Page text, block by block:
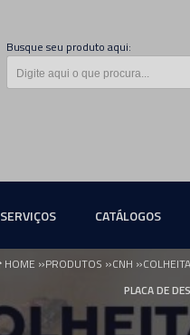
Busque seu produto aqui:
SERVIÇOS CATÁLOGOS
HOME »PRODUTOS »CNH »
PLACA DE